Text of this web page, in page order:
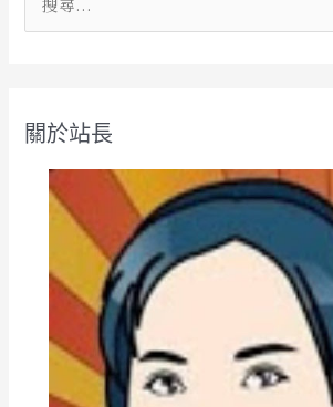
字
關於站長